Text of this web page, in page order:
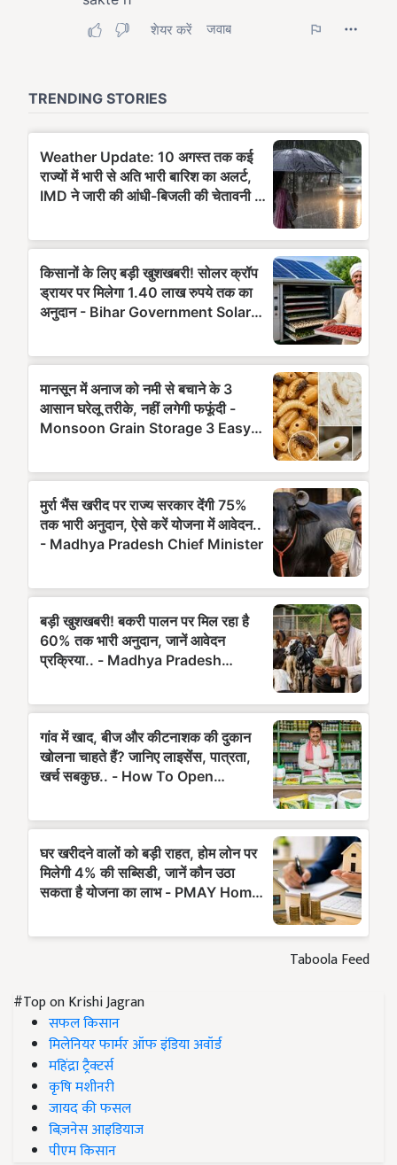
Taboola Feed
#Top on Krishi Jagran
सफल किसान
मिलेनियर फार्मर ऑफ इंडिया अवॉर्ड
महिंद्रा ट्रैक्टर्स
कृषि मशीनरी
जायद की फसल
बिज़नेस आइडियाज
पीएम किसान